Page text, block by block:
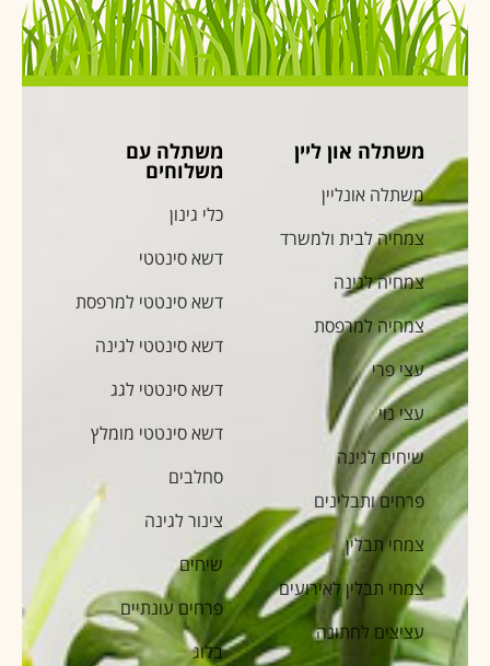
משתלה און ליין
משתלה אונליין
צמחיה לבית ולמשרד
צמחיה לגינה
צמחיה למרפסת
עצי פרי
עצי נוי
שיחים לגינה
פרחים ותבלינים
צמחי תבלין
צמחי תבלין לאירועים
עציצים לחתונה
משתלה עם
משלוחים
כלי גינון
דשא סינטטי
דשא סינטטי למרפסת
דשא סינטטי לגינה
דשא סינטטי לגג
דשא סינטטי מומלץ
סחלבים
צינור לגינה
שיחים
פרחים עונתיים
בלוג